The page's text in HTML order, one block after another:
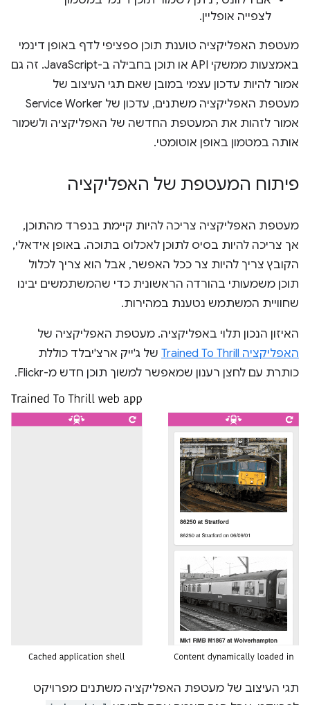
לצפייה אופליין.
מעטפת האפליקציה טוענת תוכן ספציפי לדף באופן דינמי
באמצעות ממשקי API או תוכן בחבילה ב-JavaScript. זה גם
אמור להיות עדכון עצמי במובן שאם תגי העיצוב של
מעטפת האפליקציה משתנים, עדכון של Service Worker
אמור לזהות את המעטפת החדשה של האפליקציה ולשמור
אותה במטמון באופן אוטומטי.
פיתוח המעטפת של האפליקציה
מעטפת האפליקציה צריכה להיות קיימת בנפרד מהתוכן,
אך צריכה להיות בסיס לתוכן לאכלוס בתוכה. באופן אידאלי,
הקובץ צריך להיות צר ככל האפשר, אבל הוא צריך לכלול
תוכן משמעותי בהורדה הראשונית כדי שהמשתמשים יבינו
שחוויית המשתמש נטענת במהירות.
האיזון הנכון תלוי באפליקציה. מעטפת האפליקציה של
האפליקציה Trained To Thrill
של ג'ייק ארצ'יבלד כוללת
כותרת עם לחצן רענון שמאפשר למשוך תוכן חדש מ-Flickr.
תגי העיצוב של מעטפת האפליקציה משתנים מפרויקט